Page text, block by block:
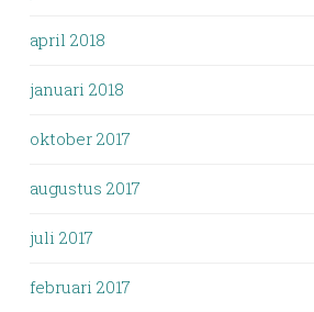
april 2018
januari 2018
oktober 2017
augustus 2017
juli 2017
februari 2017